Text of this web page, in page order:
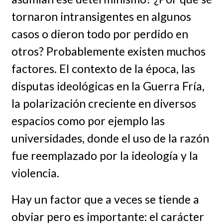
tornaron intransigentes en algunos
casos o dieron todo por perdido en
otros? Probablemente existen muchos
factores. El contexto de la época, las
disputas ideológicas en la Guerra Fría,
la polarización creciente en diversos
espacios como por ejemplo las
universidades, donde el uso de la razón
fue reemplazado por la ideología y la
violencia.
Hay un factor que a veces se tiende a
obviar pero es importante: el carácter